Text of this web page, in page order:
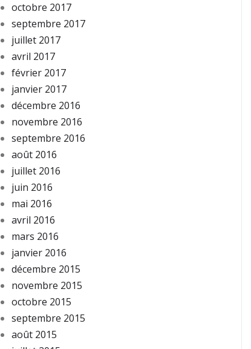
octobre 2017
septembre 2017
juillet 2017
avril 2017
février 2017
janvier 2017
décembre 2016
novembre 2016
septembre 2016
août 2016
juillet 2016
juin 2016
mai 2016
avril 2016
mars 2016
janvier 2016
décembre 2015
novembre 2015
octobre 2015
septembre 2015
août 2015